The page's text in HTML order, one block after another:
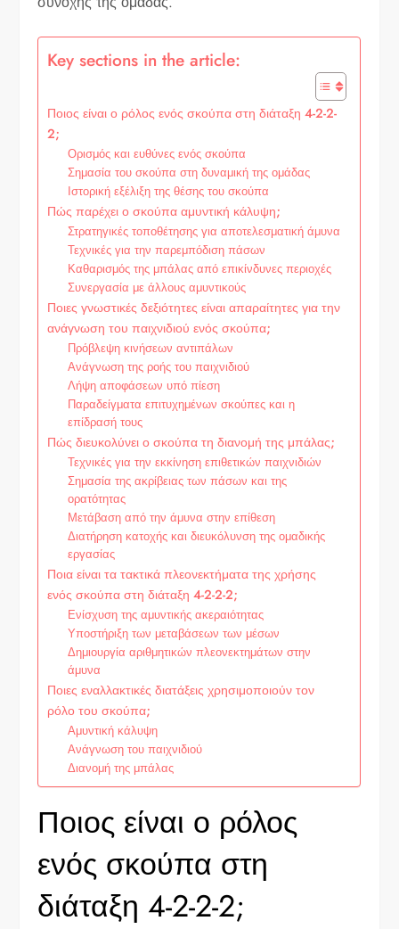
Key sections in the article:
Ποιος είναι ο ρόλος ενός σκούπα στη διάταξη 4-2-2-
2;
Ορισμός και ευθύνες ενός σκούπα
Σημασία του σκούπα στη δυναμική της ομάδας
Ιστορική εξέλιξη της θέσης του σκούπα
Πώς παρέχει ο σκούπα αμυντική κάλυψη;
Στρατηγικές τοποθέτησης για αποτελεσματική άμυνα
Τεχνικές για την παρεμπόδιση πάσων
Καθαρισμός της μπάλας από επικίνδυνες περιοχές
Συνεργασία με άλλους αμυντικούς
Ποιες γνωστικές δεξιότητες είναι απαραίτητες για την
ανάγνωση του παιχνιδιού ενός σκούπα;
Πρόβλεψη κινήσεων αντιπάλων
Ανάγνωση της ροής του παιχνιδιού
Λήψη αποφάσεων υπό πίεση
Παραδείγματα επιτυχημένων σκούπες και η
επίδρασή τους
Πώς διευκολύνει ο σκούπα τη διανομή της μπάλας;
Τεχνικές για την εκκίνηση επιθετικών παιχνιδιών
Σημασία της ακρίβειας των πάσων και της
ορατότητας
Μετάβαση από την άμυνα στην επίθεση
Διατήρηση κατοχής και διευκόλυνση της ομαδικής
εργασίας
Ποια είναι τα τακτικά πλεονεκτήματα της χρήσης
ενός σκούπα στη διάταξη 4-2-2-2;
Ενίσχυση της αμυντικής ακεραιότητας
Υποστήριξη των μεταβάσεων των μέσων
Δημιουργία αριθμητικών πλεονεκτημάτων στην
άμυνα
Ποιες εναλλακτικές διατάξεις χρησιμοποιούν τον
ρόλο του σκούπα;
Αμυντική κάλυψη
Ανάγνωση του παιχνιδιού
Διανομή της μπάλας
Ποιος είναι ο ρόλος
ενός σκούπα στη
διάταξη 4-2-2-2;